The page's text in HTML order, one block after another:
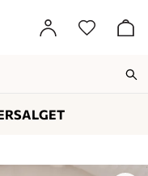
Til kassen